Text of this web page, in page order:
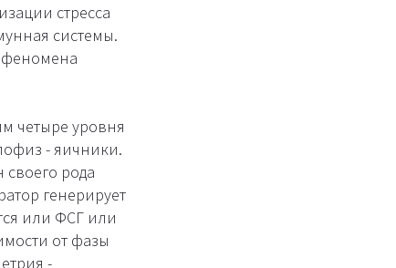
стресса
системы.
феномена
четыре уровня
- яичники.
рода
генерирует
или ФСГ или
от фазы
-